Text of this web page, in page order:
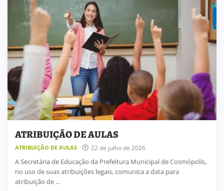
ATRIBUIÇÃO DE AULAS
ATRIBUIÇÃO DE AULAS 22 de julho de 2026
A Secretária de Educação da Prefeitura Municipal de Cosmópolis,
no uso de suas atribuições legais, comunica a data para
atribuição de ...